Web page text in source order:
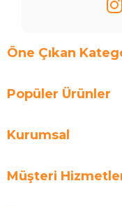
Öne Çıkan
Popüler Ürünler
Kurumsal
Müşteri